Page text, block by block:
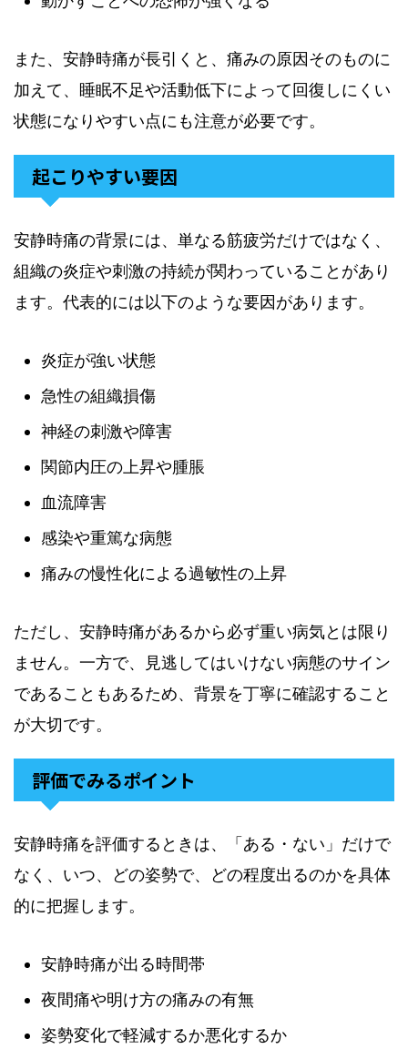
また、安静時痛が長引くと、痛みの原因そのものに
加えて、睡眠不足や活動低下によって回復しにくい
状態になりやすい点にも注意が必要です。
起こりやすい要因
安静時痛の背景には、単なる筋疲労だけではなく、
組織の炎症や刺激の持続が関わっていることがあり
ます。代表的には以下のような要因があります。
炎症が強い状態
急性の組織損傷
神経の刺激や障害
関節内圧の上昇や腫脹
血流障害
感染や重篤な病態
痛みの慢性化による過敏性の上昇
ただし、安静時痛があるから必ず重い病気とは限り
ません。一方で、見逃してはいけない病態のサイン
であることもあるため、背景を丁寧に確認すること
が大切です。
評価でみるポイント
安静時痛を評価するときは、「ある・ない」だけで
なく、いつ、どの姿勢で、どの程度出るのかを具体
的に把握します。
安静時痛が出る時間帯
夜間痛や明け方の痛みの有無
姿勢変化で軽減するか悪化するか